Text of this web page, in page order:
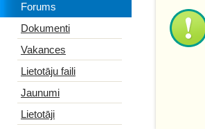
Forums
Dokumenti
Vakances
Lietotāju faili
Jaunumi
Lietotāji